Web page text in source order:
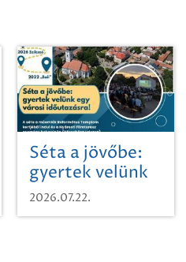
Séta a jövőbe:
gyertek velünk
egy városi
időutazásra!
2026.07.22.